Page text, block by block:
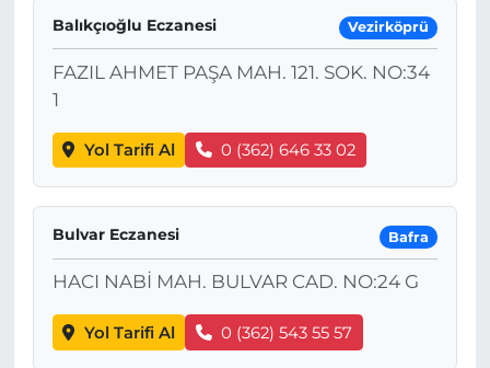
Balıkçıoğlu Eczanesi Vezirköprü
FAZIL AHMET PAŞA MAH. 121. SOK. NO:34
1
Yol Tarifi Al 0 (362) 646 33 02
Bulvar Eczanesi Bafra
HACI NABİ MAH. BULVAR CAD. NO:24 G
Yol Tarifi Al 0 (362) 543 55 57